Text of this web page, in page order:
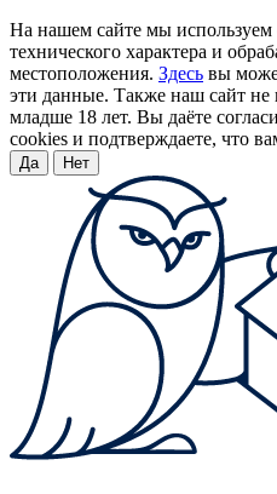
На нашем сайте мы
технического характера и
местоположения. Здесь вы
эти данные. Также наш сайт не
младше 18 лет. Вы даёте
cookies и подтверждаете, что
Да Нет